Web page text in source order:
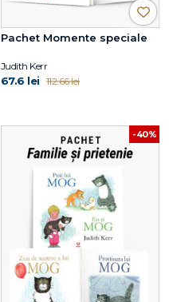
Pachet Momente speciale
Judith Kerr
67.6 lei 112.66 lei
-40%